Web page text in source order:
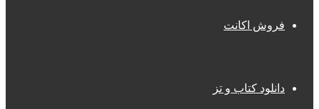
فروش اکانت
دانلود کتاب و تز